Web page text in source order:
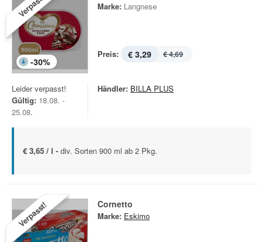
-30%
Marke: Langnese
Preis: € 3,29 € 4,69
Leider verpasst!
Gültig: 18.08. -
25.08.
Händler: BILLA PLUS
€ 3,65 / l - div. Sorten 900 ml ab 2 Pkg.
Verpasst! Cornetto
Marke: Eskimo